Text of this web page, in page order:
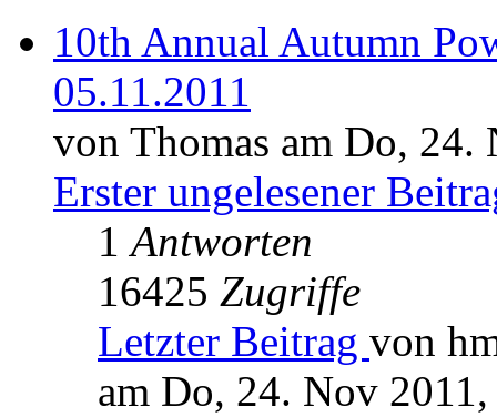
10th Annual Autumn
05.11.2011
von Thomas am Do, 24.
Erster ungelesener
1Antworten
16425 Zugriffe
Letzter Beitrag von
am Do, 24. Nov